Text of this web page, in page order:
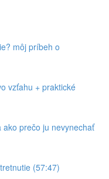
môj príbeh o
vzťahu + praktické
prečo ju nevynechať
(57:47)